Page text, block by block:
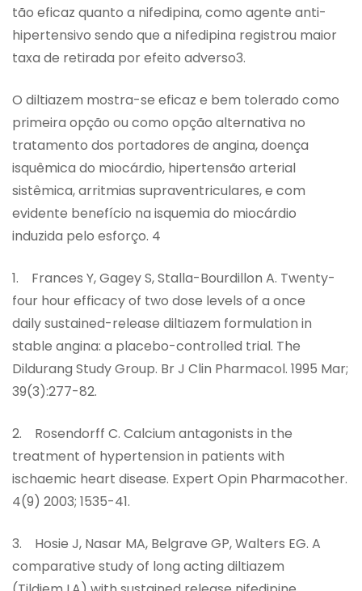
tão eficaz quanto a nifedipina, como agente anti-
hipertensivo sendo que a nifedipina registrou maior
taxa de retirada por efeito adverso3.
O diltiazem mostra-se eficaz e bem tolerado como
primeira opção ou como opção alternativa no
tratamento dos portadores de angina, doença
isquêmica do miocárdio, hipertensão arterial
sistêmica, arritmias supraventriculares, e com
evidente benefício na isquemia do miocárdio
induzida pelo esforço. 4
1. Frances Y, Gagey S, Stalla-Bourdillon A. Twenty-
four hour efficacy of two dose levels of a once
daily sustained-release diltiazem formulation in
stable angina: a placebo-controlled trial. The
Dildurang Study Group. Br J Clin Pharmacol. 1995 Mar;
39(3):277-82.
2. Rosendorff C. Calcium antagonists in the
treatment of hypertension in patients with
ischaemic heart disease. Expert Opin Pharmacother.
4(9) 2003; 1535-41.
3. Hosie J, Nasar MA, Belgrave GP, Walters EG. A
comparative study of long acting diltiazem